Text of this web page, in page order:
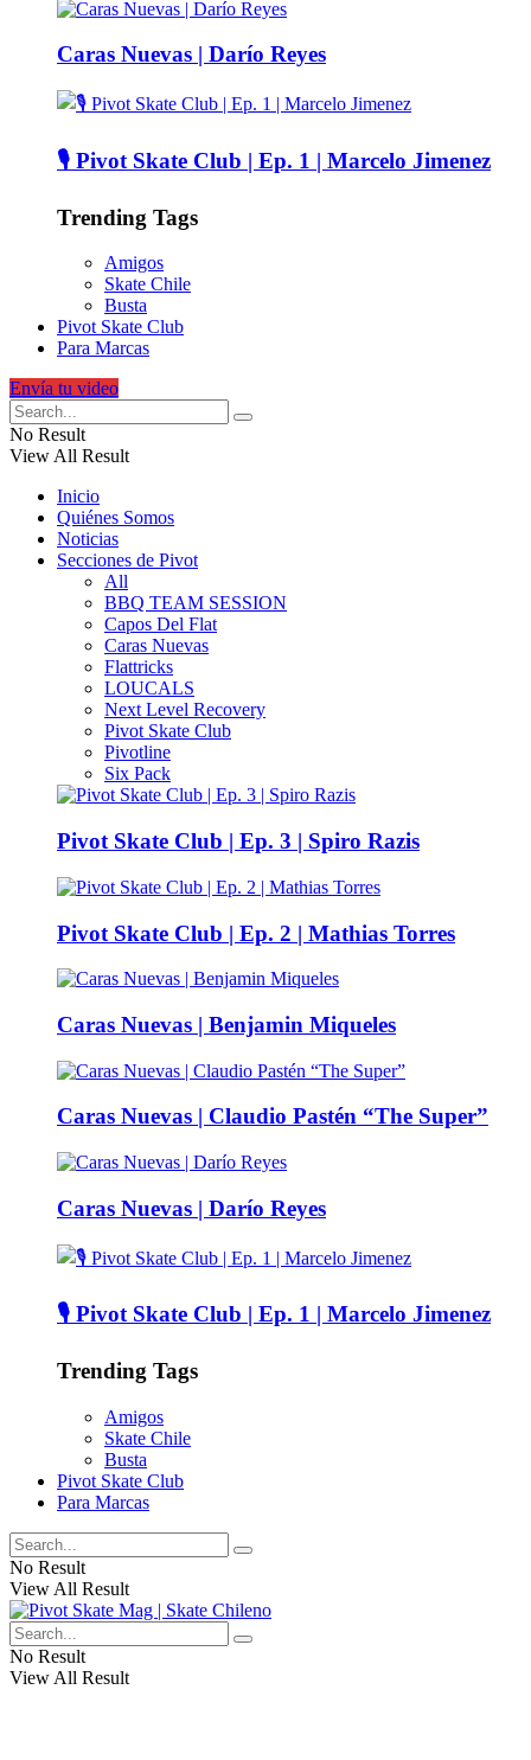
Caras Nuevas | Darío Reyes
🎙️ Pivot Skate Club | Ep. 1 | Marcelo Jimenez
Trending Tags
Amigos
Skate Chile
Busta
Pivot Skate Club
Para Marcas
Envía tu video
No Result
View All Result
Inicio
Quiénes Somos
Noticias
Secciones de Pivot
All
BBQ TEAM SESSION
Capos Del Flat
Caras Nuevas
Flattricks
LOUCALS
Next Level Recovery
Pivot Skate Club
Pivotline
Six Pack
Pivot Skate Club | Ep. 3 | Spiro Razis
Pivot Skate Club | Ep. 2 | Mathias Torres
Caras Nuevas | Benjamin Miqueles
Caras Nuevas | Claudio Pastén “The Super”
Caras Nuevas | Darío Reyes
🎙️ Pivot Skate Club | Ep. 1 | Marcelo Jimenez
Trending Tags
Amigos
Skate Chile
Busta
Pivot Skate Club
Para Marcas
No Result
View All Result
No Result
View All Result